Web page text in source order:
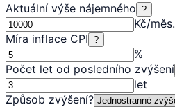
Aktuální výše nájemného ?
Kč/měs.
Míra inflace CPI ?
%
Počet let od posledního zvýšení
let
Způsob zvýšení?